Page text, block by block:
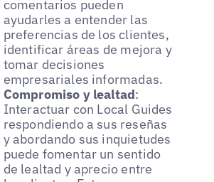
comentarios pueden
ayudarles a entender las
preferencias de los clientes,
identificar áreas de mejora y
tomar decisiones
empresariales informadas.
Compromiso y lealtad:
Interactuar con Local Guides
respondiendo a sus reseñas
y abordando sus inquietudes
puede fomentar un sentido
de lealtad y aprecio entre